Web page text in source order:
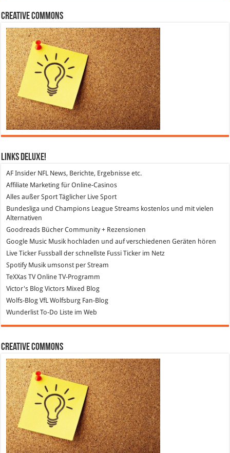
Creative Commons
Links DeLuXe!
AF Insider NFL News, Berichte, Ergebnisse etc.
Affiliate Marketing für Online-Casinos
Alles außer SportTäglicher Live Sport
Bundesliga und Champions League Streams kostenlos und mit vielen
Alternativen
Goodreads Bücher Community + Rezensionen
Google Music Musik hochladen und auf verschiedenen Geräten hören
Live Ticker Fussball
der schnellste Fussi Ticker im Netz
SpotifyMusik umsonst per Stream
TeXXas TVOnline TV-Programm
Victor's Blog Victors Mixed Blog
Wolfs-Blog VfL Wolfsburg Fan-Blog
WunderlistTo-Do Liste im Web
Creative Commons